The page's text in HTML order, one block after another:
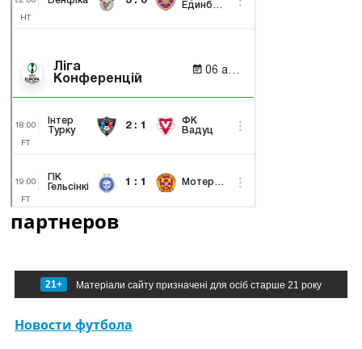
партнеров
21+ Матеріали сайту призначені для осіб старше 21 року
Новости футбола